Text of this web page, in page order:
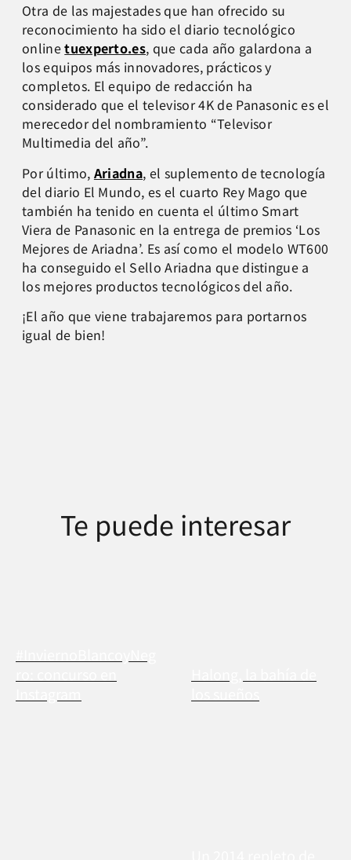
Otra de las majestades que han ofrecido su
reconocimiento ha sido el diario tecnológico
onlinetuexperto.es, que cada año galardona a
los equipos más innovadores, prácticos y
completos. El equipo de redacción ha
considerado que el televisor 4K de Panasonic es el
merecedor del nombramiento “Televisor
Multimedia del año”.
Por último, Ariadna, el suplemento de tecnología
del diario El Mundo, es el cuarto Rey Mago que
también ha tenido en cuenta el último Smart
Viera de Panasonic en la entrega de premios ‘Los
Mejores de Ariadna’. Es así como el modelo WT600
ha conseguido el Sello Ariadna que distingue a
los mejores productos tecnológicos del año.
¡El año que viene trabajaremos para portarnos
igual de bien!
Te puede interesar